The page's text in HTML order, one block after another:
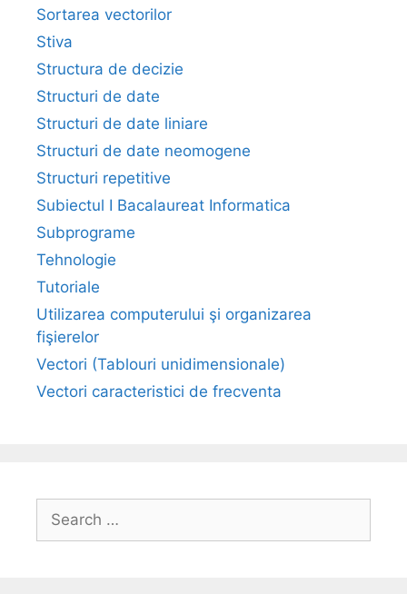
Sortarea vectorilor
Stiva
Structura de decizie
Structuri de date
Structuri de date liniare
Structuri de date neomogene
Structuri repetitive
Subiectul I Bacalaureat Informatica
Subprograme
Tehnologie
Tutoriale
Utilizarea computerului şi organizarea
fişierelor
Vectori (Tablouri unidimensionale)
Vectori caracteristici de frecventa
for: